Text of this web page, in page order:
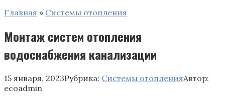
Главная » Системы отопления
Монтаж систем отопления
водоснабжения канализации
15 января, 2023Рубрика: Системы отопленияАвтор:
ecoadmin